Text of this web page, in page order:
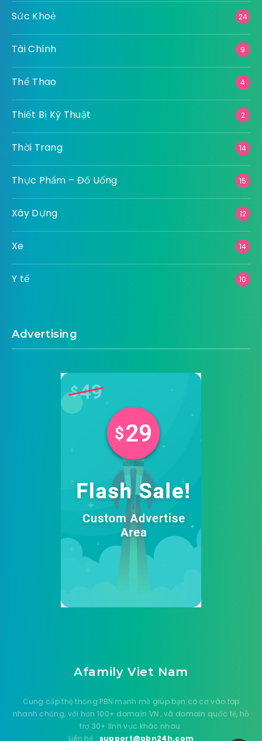
Sức Khoẻ 24
Tài Chính 9
Thể Thao 4
Thiết Bị Kỹ Thuật 2
Thời Trang 14
Thực Phẩm – Đồ Uống 15
Xây Dựng 12
Xe 14
Y tế 10
Advertising
Afamily Viet Nam
Cung cấp thệ thống PBN mạnh mẽ giúp bạn có cơ vào top
nhanh chống, với hơn 100+ domain VN , và domain quốc tế, hỗ
trợ 30+ lĩnh vực khác nhau.
Liên hệ : support@pbn24h.com